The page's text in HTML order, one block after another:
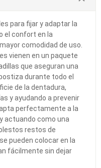
para fijar y adaptar la
el confort en la
comodidad de uso.
vienen en un paquete
que aseguran una
durante todo el
de la dentadura,
y ayudando a prevenir
perfectamente a la
actuando como una
restos de
pueden colocar en la
fácilmente sin dejar